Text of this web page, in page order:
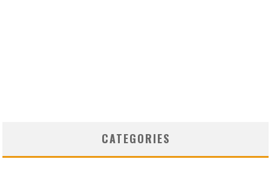
CATEGORIES